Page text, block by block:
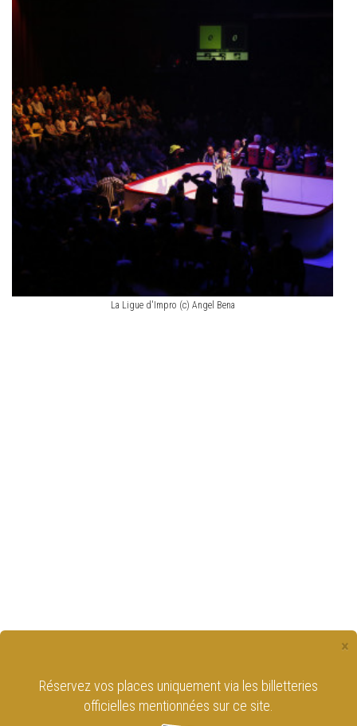
La Ligue d'Impro (c) Angel Bena
×
Réservez vos places uniquement via les billetteries
officielles mentionnées sur ce site.